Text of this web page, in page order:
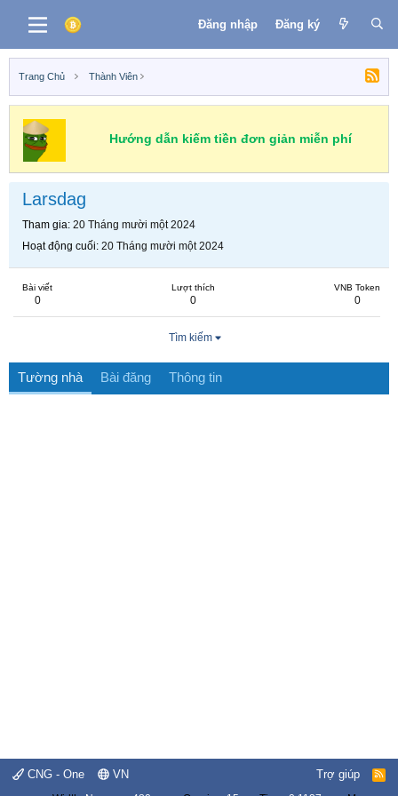
Đăng nhập Đăng ký
Trang Chủ Thành Viên
Hướng dẫn kiếm tiền đơn giản miễn phí
Larsdag
Tham gia 20 Tháng mười một 2024
Hoạt động cuối 20 Tháng mười một 2024
Bài viết
0
Lượt thích
0
VNB Token
0
Tìm kiếm
Tường nhà Bài đăng Thông tin
CNG - One VN Trợ giúp
R